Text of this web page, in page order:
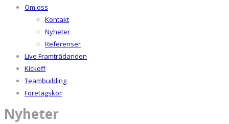
Om oss
Kontakt
Nyheter
Referenser
Live Framträdanden
Kickoff
Teambuilding
Företagskör
Nyheter